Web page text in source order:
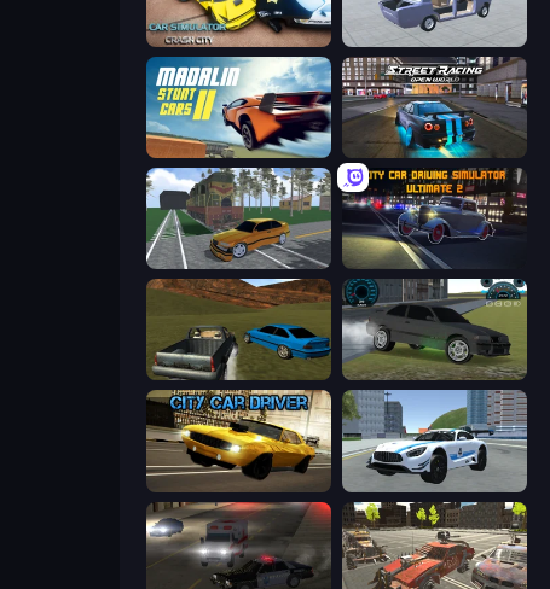
Car Simulator: Crash City Car Tuning Simulator
Madalin Stunt Cars 2
Obby: Car Crash Sandbox
RCC Stunt Cars Drift Runner 3D
City Car Driver Crazy Stunt Cars 2